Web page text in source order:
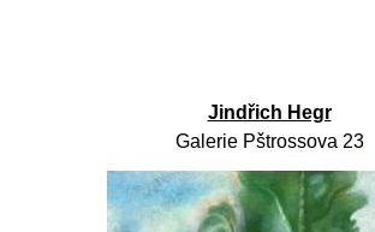
Jindřich Hegr
Galerie Pštrossova 23